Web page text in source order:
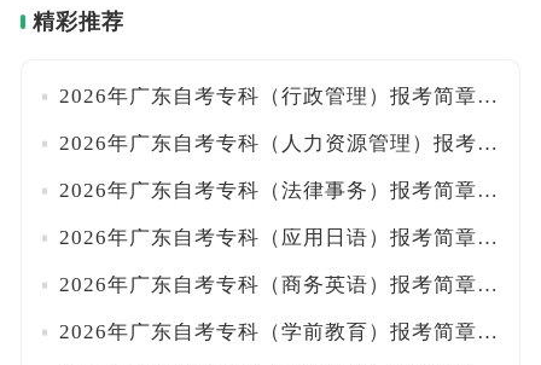
精彩推荐
2026年广东自考专科（行政管理）报考简章出炉！
2026年广东自考专科（人力资源管理）报考简章出炉！
2026年广东自考专科（法律事务）报考简章出炉！
2026年广东自考专科（应用日语）报考简章出炉！
2026年广东自考专科（商务英语）报考简章出炉！
2026年广东自考专科（学前教育）报考简章出炉！